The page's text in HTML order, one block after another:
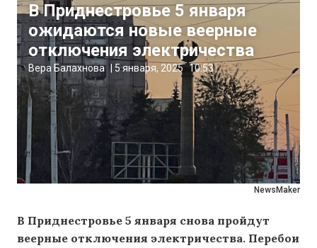
NewsMaker
В Приднестровье 5 января
ожидаются новые веерные
отключения электричества
Вера Балахнова 5 января, 2025 10:53
В Приднестровье 5 января снова пройдут
веерные отключения электричества. Перебои